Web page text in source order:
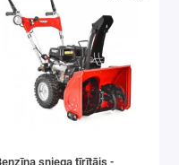
sniega tīrītājs -